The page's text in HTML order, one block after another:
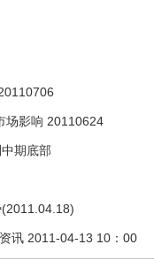
场影响 20110624
期底部
讯 2011-04-13 10：00